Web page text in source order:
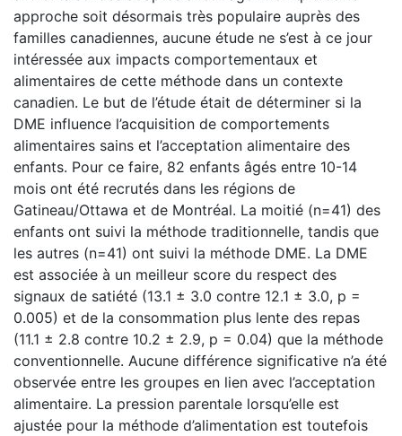
approche soit désormais très populaire auprès des
familles canadiennes, aucune étude ne s’est à ce jour
intéressée aux impacts comportementaux et
alimentaires de cette méthode dans un contexte
canadien. Le but de l’étude était de déterminer si la
DME influence l’acquisition de comportements
alimentaires sains et l’acceptation alimentaire des
enfants. Pour ce faire, 82 enfants âgés entre 10-14
mois ont été recrutés dans les régions de
Gatineau/Ottawa et de Montréal. La moitié (n=41) des
enfants ont suivi la méthode traditionnelle, tandis que
les autres (n=41) ont suivi la méthode DME. La DME
est associée à un meilleur score du respect des
signaux de satiété (13.1 ± 3.0 contre 12.1 ± 3.0, p =
0.005) et de la consommation plus lente des repas
(11.1 ± 2.8 contre 10.2 ± 2.9, p = 0.04) que la méthode
conventionnelle. Aucune différence significative n’a été
observée entre les groupes en lien avec l’acceptation
alimentaire. La pression parentale lorsqu’elle est
ajustée pour la méthode d’alimentation est toutefois